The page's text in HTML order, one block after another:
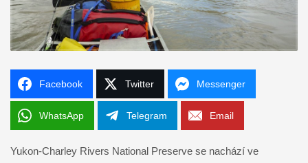
Facebook Twitter Messenger
WhatsApp Telegram Email
Yukon-Charley Rivers National Preserve se nachází ve